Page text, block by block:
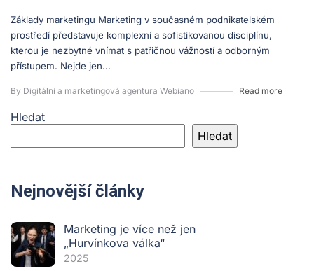
Základy marketingu Marketing v současném podnikatelském
prostředí představuje komplexní a sofistikovanou disciplínu,
kterou je nezbytné vnímat s patřičnou vážností a odborným
přístupem. Nejde jen...
By Digitální a marketingová agentura Webiano Read more
Hledat
Hledat
Nejnovější články
Marketing je více než jen
„Hurvínkova válka“
2025